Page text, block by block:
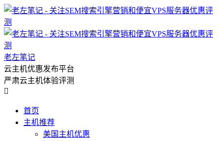
老左笔记
云主机优惠发布平台
严肃云主机体验评测

首页
主机推荐
美国主机优惠